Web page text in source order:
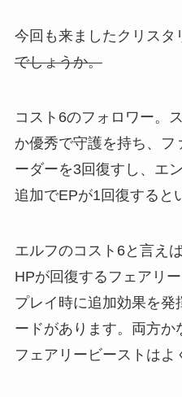
今回も来ましたクリスタ
でしょうか。
コスト6のフォロワー。
か優秀で守護を持ち、フ
ーダーを3回復すし、エ
追加でEPが1回復すると
エルフのコスト6と言え
HPが回復するフェアリ
プレイ時に追加効果を発
ードがあります。両方か
フェアリービーストはよ